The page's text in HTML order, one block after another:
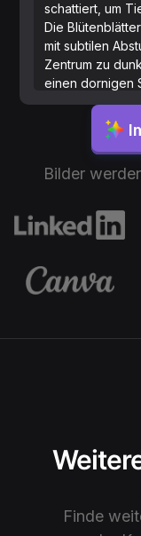
schattiert, um
Die
mit subtilen
Zentrum zu
einen dornigen
Blätter, die
Blattadern
der
des Stiels
Bilder
Finde